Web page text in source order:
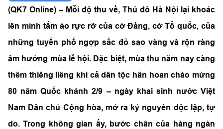
(QK7 Online) – Mỗi độ thu về, Thủ đô Hà Nội lại khoác
lên mình tấm áo rực rỡ của cờ Đảng, cờ Tổ quốc, của
những tuyến phố ngợp sắc đỏ sao vàng và rộn ràng
âm hưởng mùa lễ hội. Đặc biệt, mùa thu năm nay càng
thêm thiêng liêng khi cả dân tộc hân hoan chào mừng
80 năm Quốc khánh 2/9 – ngày khai sinh nước Việt
Nam Dân chủ Cộng hòa, mở ra kỷ nguyên độc lập, tự
do. Trong không gian ấy, bước chân của hàng ngàn